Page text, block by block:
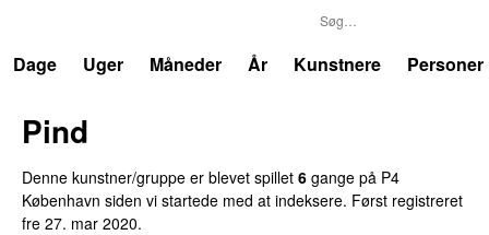
Dage
Uger Måneder År Kunstnere Personer
Pind
Denne kunstner/gruppe er blevet spillet 6 gange på P4
København siden vi startede med at indeksere. Først registreret
fre 27. mar 2020.